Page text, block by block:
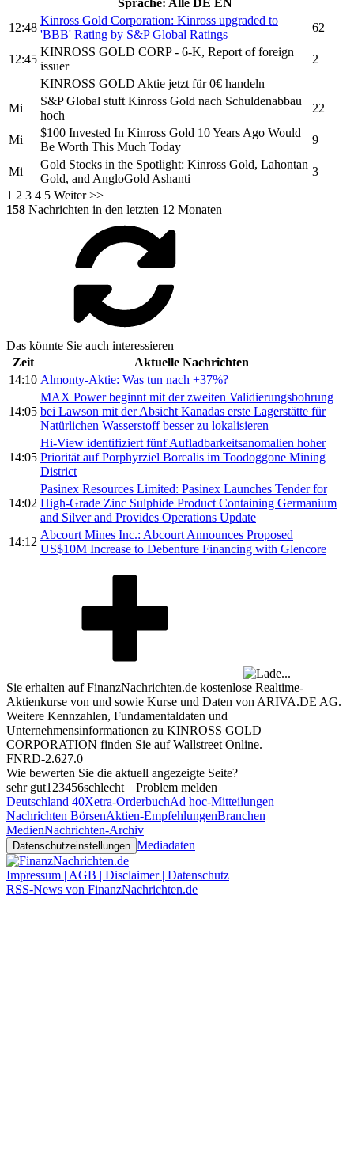
12:48
Kinross Gold Corporation: Kinross upgraded to
'BBB' Rating by S&P Global Ratings
62
12:45
KINROSS GOLD CORP- 6-K, Report of foreign
issuer
2
KINROSS GOLD Aktie jetzt für 0€ handeln
Mi
S&P Global stuft Kinross Gold nach Schuldenabbau
hoch
22
Mi
$100 Invested In Kinross Gold 10 Years Ago Would
Be Worth This Much Today
9
Mi
Gold Stocks in the Spotlight: Kinross Gold, Lahontan
Gold, and AngloGold Ashanti
3
1 2 3 4 5 Weiter >>
158 Nachrichten in den letzten 12 Monaten
Das könnte Sie auch interessieren
Zeit
Aktuelle Nachrichten
14:10 Almonty-Aktie: Was tun nach +37%?
14:05
MAX Power beginnt mit der zweiten Validierungsbohrung
bei Lawson mit der Absicht Kanadas erste Lagerstätte für
Natürlichen Wasserstoff besser zu lokalisieren
14:05
Hi-View identifiziert fünf Aufladbarkeitsanomalien hoher
Priorität auf Porphyrziel Borealis im Toodoggone Mining
District
14:02
Pasinex Resources Limited: Pasinex Launches Tender for
High-Grade Zinc Sulphide Product Containing Germanium
and Silver and Provides Operations Update
14:12
Abcourt Mines Inc.: Abcourt Announces Proposed
US$10M Increase to Debenture Financing with Glencore
Sie erhalten auf FinanzNachrichten.de kostenlose Realtime-
Aktienkurse von und sowie Kurse und Daten von ARIVA.DE AG.
Weitere Kennzahlen, Fundamentaldaten und
Unternehmensinformationen zu KINROSS GOLD
CORPORATION finden Sie aufWallstreet Online.
FNRD-2.627.0
Wie bewerten Sie die aktuell angezeigte Seite?
sehr gut1 23456schlecht
Problem melden
Deutschland 40Xetra-OrderbuchAd hoc-Mitteilungen
Nachrichten BörsenAktien-EmpfehlungenBranchen
MedienNachrichten-Archiv
Datenschutzeinstellungen Mediadaten
Impressum | AGB | Disclaimer | Datenschutz
RSS-News von FinanzNachrichten.de